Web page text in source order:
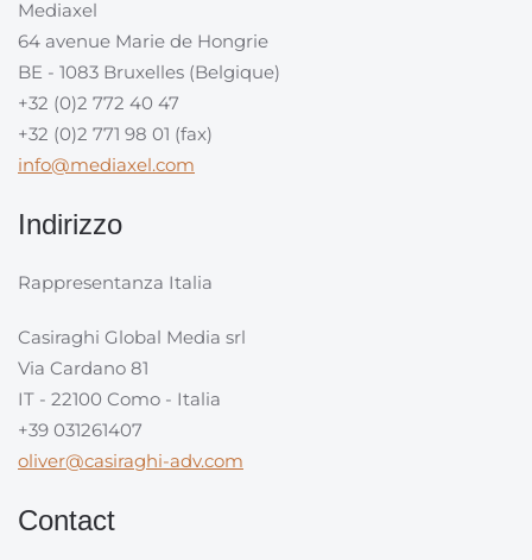
Mediaxel
64 avenue Marie de Hongrie
BE - 1083 Bruxelles (Belgique)
+32 (0)2 772 40 47
+32 (0)2 771 98 01 (fax)
info@mediaxel.com
Indirizzo
Rappresentanza Italia
Casiraghi Global Media srl
Via Cardano 81
IT - 22100 Como - Italia
+39 031261407
oliver@casiraghi-adv.com
Contact